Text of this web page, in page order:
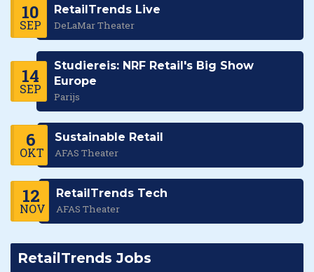
10
SEP
RetailTrends Live
DeLaMar Theater
14
SEP
Studiereis: NRF Retail's Big Show
Europe
Parijs
6
OKT
Sustainable Retail
AFAS Theater
12
NOV
RetailTrends Tech
AFAS Theater
RetailTrends Jobs